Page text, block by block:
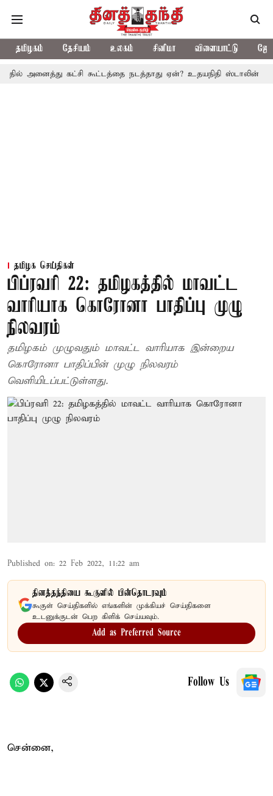
தமிழகம் தேசியம் உலகம் சினிமா விளையாட்டு
கட்சி கூட்டத்தை நடத்தாது ஏன்? உதயநிதி ஸ்டாலின் கேள்வி
தமிழக செய்திகள்
பிப்ரவரி 22: தமிழகத்தில் மாவட்ட
வாரியாக கொரோனா பாதிப்பு முழு
நிலவரம்
தமிழகம் முழுவதும் மாவட்ட வாரியாக இன்றைய
கொரோனா பாதிப்பின் முழு நிலவரம்
வெளியிடப்பட்டுள்ளது.
Published on: 22 Feb 2022, 11:22 am
தினத்தந்தியை கூகுளில் பின்தொடரவும்
கூகுள் செய்திகளில் எங்களின் முக்கியச் செய்திகளை
உடனுக்குடன் பெற கிளிக் செய்யவும்.
Add as Preferred Source
Follow Us
சென்னை,